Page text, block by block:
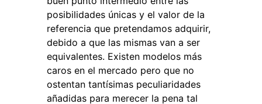
posibilidades únicas y el valor de la
referencia que pretendamos adquirir,
debido a que las mismas van a ser
equivalentes. Existen modelos más
caros en el mercado pero que no
ostentan tantísimas peculiaridades
añadidas para merecer la pena tal